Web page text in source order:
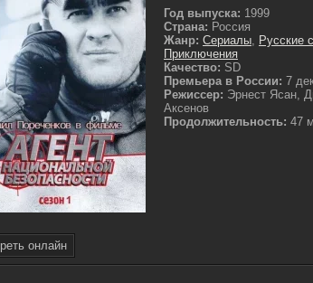
Год выпуска: 1999
Страна: Россия
Жанр: Сериалы, Русские
Приключения
Качество: SD
Премьера в России: 7
Режиссер: Эрнест Ясан,
Аксенов
Продолжительность: 47
онлайн